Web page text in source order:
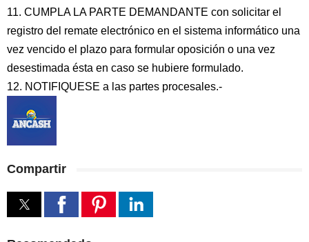
11. CUMPLA LA PARTE DEMANDANTE con solicitar el
registro del remate electrónico en el sistema informático una
vez vencido el plazo para formular oposición o una vez
desestimada ésta en caso se hubiere formulado.
12. NOTIFIQUESE a las partes procesales.-
Compartir